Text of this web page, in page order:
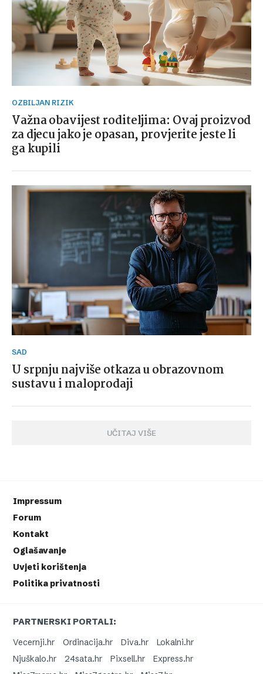
OZBILJAN RIZIK
Važna obavijest roditeljima: Ovaj proizvod
za djecu jako je opasan, provjerite jeste li
ga kupili
SAD
U srpnju najviše otkaza u obrazovnom
sustavu i maloprodaji
UČITAJ VIŠE
Impressum
Forum
Kontakt
Oglašavanje
Uvjeti korištenja
Politika privatnosti
PARTNERSKI PORTALI:
Vecernji.hr
Ordinacija.hr Diva.hr
Lokalni.hr
Njuškalo.hr
24sata.hr Pixsell.hr
Express.hr